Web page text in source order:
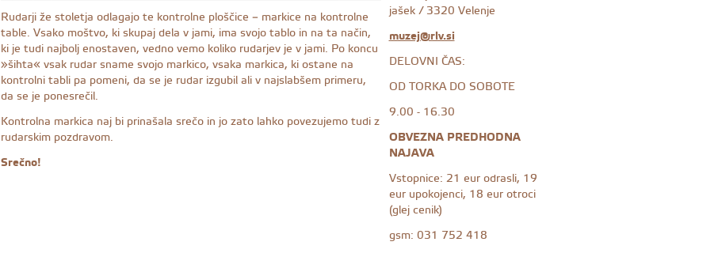
jašek / 3320 Velenje
muzej@rlv.si
DELOVNI ČAS:
OD TORKA DO SOBOTE
9.00 - 16.30
OBVEZNA PREDHODNA
NAJAVA
Vstopnice: 21 eur odrasli, 19
eur upokojenci, 18 eur otroci
(glej cenik)
gsm: 031 752 418
Rudarji že stoletja odlagajo te kontrolne ploščice – markice na kontrolne
table. Vsako moštvo, ki skupaj dela v jami, ima svojo tablo in na ta način,
ki je tudi najbolj enostaven, vedno vemo koliko rudarjev je v jami. Po koncu
»šihta« vsak rudar sname svojo markico, vsaka markica, ki ostane na
kontrolni tabli pa pomeni, da se je rudar izgubil ali v najslabšem primeru,
da se je ponesrečil.
Kontrolna markica naj bi prinašala srečo in jo zato lahko povezujemo tudi z
rudarskim pozdravom.
Srečno!